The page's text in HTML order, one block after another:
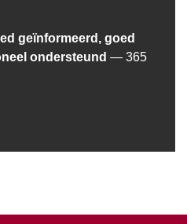
geïnformeerd, goed
ondersteund — 365